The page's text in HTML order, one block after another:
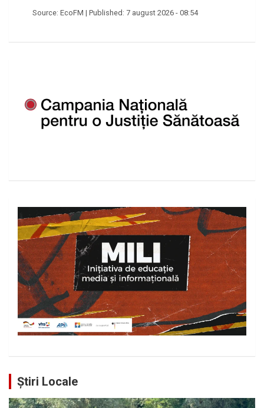
Source: EcoFM | Published: 7 august 2026 - 08:54
Știri Locale